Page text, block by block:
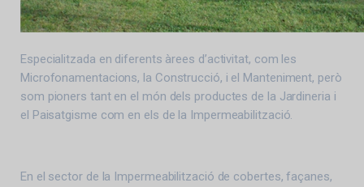
Especialitzada en diferents àrees d’activitat, com les
Microfonamentacions, la Construcció, i el Manteniment, però
som pioners tant en el món dels productes de la Jardineria i
el Paisatgisme com en els de la Impermeabilització.
En el sector de la Impermeabilització de cobertes, façanes,